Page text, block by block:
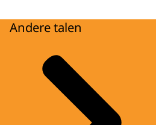
Andere talen